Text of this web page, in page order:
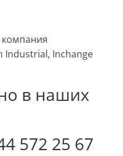
Industrial, Inchange
в наших
572 25 67